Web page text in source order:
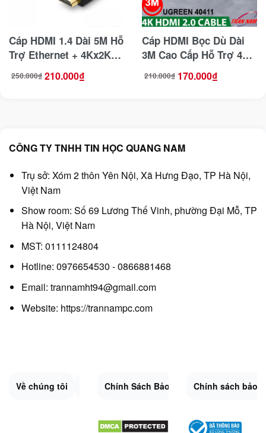
Cáp HDMI 1.4 Dài 5M Hỗ
Trợ Ethernet + 4Kx2K
250.000₫
Giá
gốc 210.000₫
Giá
hiện
Cáp HDMI Bọc Dù Dài
3M Cao Cấp Hỗ Trợ 4K
V2.0
210.000₫
Giá
gốc 170.000₫
Giá
hiện
CÔNG TY TNHH TIN HỌC QUANG NAM
Trụ sở: Xóm 2 thôn Yên Nội, Xã Hưng Đạo, TP Hà Nội,
Việt Nam
Show room: Số 69 Lương Thế Vinh, phường Đại Mỗ, TP
Hà Nội, Việt Nam
MST: 0111124804
Hotline: 0976654530 - 0866881468
Email: trannamht94@gmail.com
Website: https://trannampc.com
Về chúng tôi Liên Hệ Quy Định Chung Sitemap.XML
Chính Sách Bảo Mật Đổi trả và hoàn
Chính sách bảo